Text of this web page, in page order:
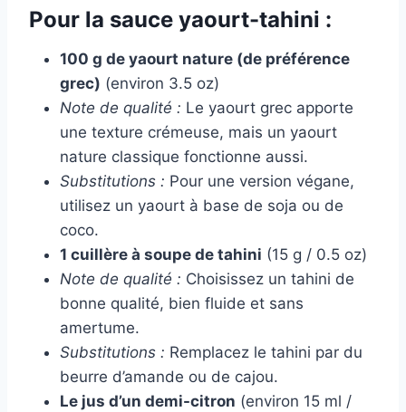
Pour la sauce yaourt-tahini :
100 g de yaourt nature (de préférence
grec) (environ 3.5 oz)
Note de qualité : Le yaourt grec apporte
une texture crémeuse, mais un yaourt
nature classique fonctionne aussi.
Substitutions : Pour une version végane,
utilisez un yaourt à base de soja ou de
coco.
1 cuillère à soupe de tahini (15 g / 0.5 oz)
Note de qualité : Choisissez un tahini de
bonne qualité, bien fluide et sans
amertume.
Substitutions : Remplacez le tahini par du
beurre d’amande ou de cajou.
Le jus d’un demi-citron (environ 15 ml /